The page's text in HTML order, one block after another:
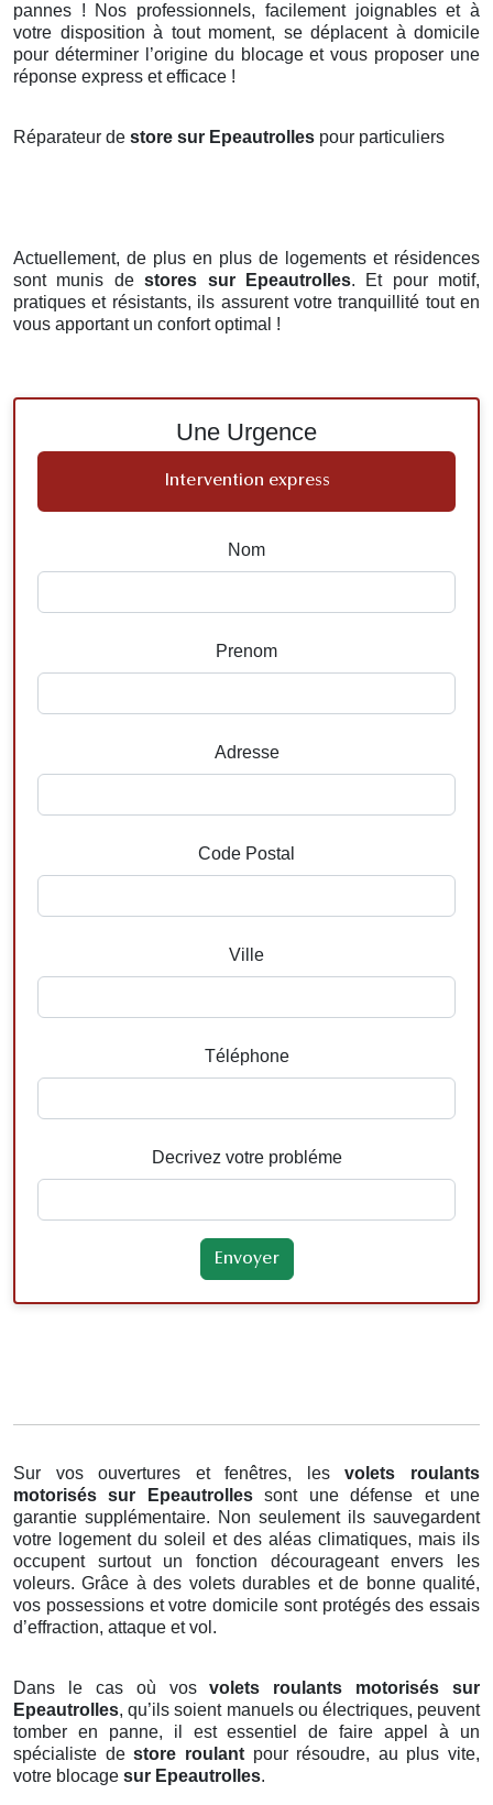
pannes ! Nos professionnels, facilement joignables et à
votre disposition à tout moment, se déplacent à domicile
pour déterminer l’origine du blocage et vous proposer une
réponse express et efficace !
Réparateur de store sur Epeautrolles pour particuliers
Actuellement, de plus en plus de logements et résidences
sont munis destores sur Epeautrolles. Et pour motif,
pratiques et résistants, ils assurent votre tranquillité tout en
vous apportant un confort optimal !
Une Urgence
Intervention express
Nom
Prenom
Adresse
Code Postal
Ville
Téléphone
Decrivez votre probléme
Sur vos ouvertures et fenêtres, lesvolets roulants
motorisés
sur Epeautrollessont une défense et une
garantie supplémentaire. Non seulement ils sauvegardent
votre logement du soleil et des aléas climatiques, mais ils
occupent surtout un fonction décourageant envers les
voleurs. Grâce à des volets durables et de bonne qualité,
vos possessions et votre domicile sont protégés des essais
d’effraction, attaque et vol.
Dans le cas où vosvolets roulants motorisés sur
Epeautrolles, qu’ils soient manuels ou électriques, peuvent
tomber en panne, il est essentiel de faire appel à un
spécialiste destore roulantpour résoudre, au plus vite,
votre blocage sur Epeautrolles.